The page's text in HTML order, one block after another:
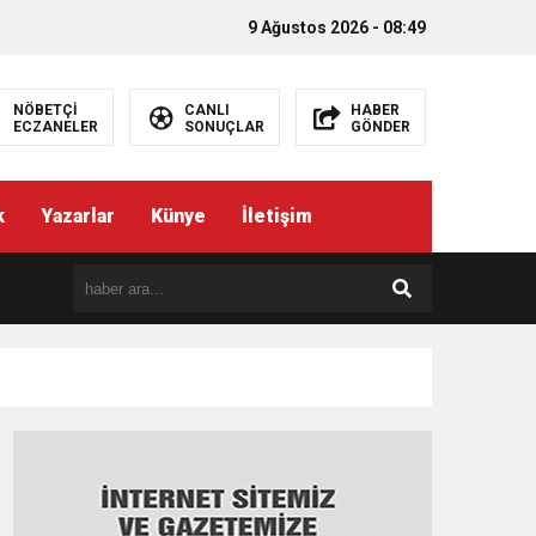
9 Ağustos 2026 - 08:49
NÖBETÇİ
ECZANELER
CANLI
SONUÇLAR
HABER
GÖNDER
Yazarlar Künye İletişim